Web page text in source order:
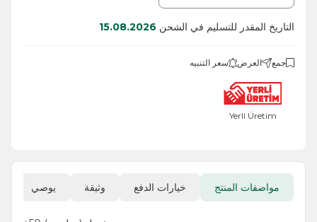
التاريخ المقدر للتسليم في الشحن 15.08.2026
جمع العرض سعر التنبيه
Yerli Üretim
مواصفات المنتج خيارات الدفع وثيقة يوصي